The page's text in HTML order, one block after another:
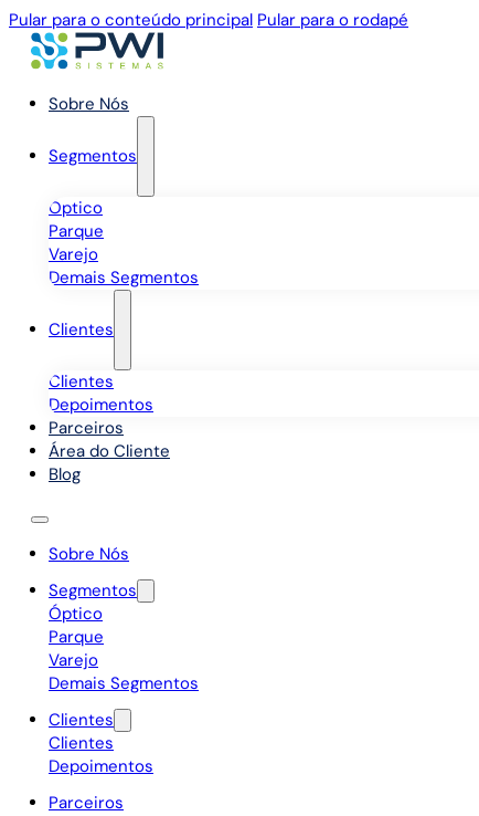
Pular para o conteúdo principal Pular para o rodapé
Sobre Nós
Segmentos
Óptico
Parque
Varejo
Demais Segmentos
Clientes
Clientes
Depoimentos
Parceiros
Área do Cliente
Blog
Sobre Nós
Segmentos
Óptico
Parque
Varejo
Demais Segmentos
Clientes
Clientes
Depoimentos
Parceiros